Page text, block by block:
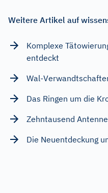
Weitere Artikel auf
Komplexe
entdeckt
Wal-
Das Ringen um die
Zehntausend
Die Neuentdeckung